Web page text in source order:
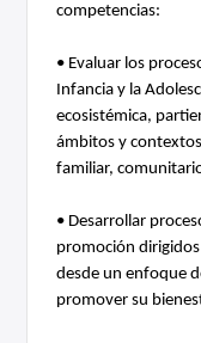
competencias:
• Evaluar los
Infancia y la
ecosistémica,
ámbitos y
familiar,
• Desarrollar
promoción
desde un enfoque
promover su